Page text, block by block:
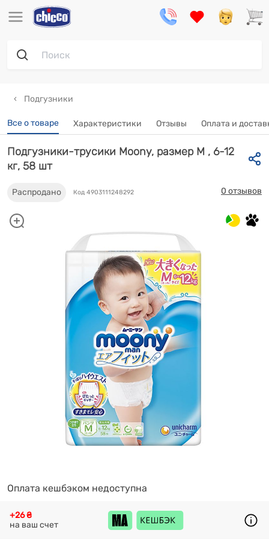
Подгузники
Все о товаре Характеристики Отзывы Оплата и
Подгузники-трусики Moony, размер M , 6-12
кг, 58 шт
Распродано Код 4903111248292 0 отзывов
Оплата кешбэком недоступна
+26 ₴
на ваш счет